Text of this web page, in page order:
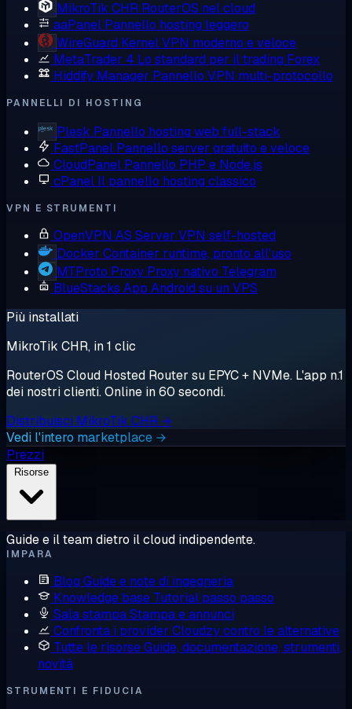
MikroTik CHR RouterOS nel cloud
aaPanel Pannello hosting leggero
WireGuard Kernel VPN moderno e veloce
MetaTrader 4 Lo standard per il trading Forex
Hiddify Manager Pannello VPN multi-protocollo
PANNELLI DI HOSTING
Plesk Pannello hosting web full-stack
FastPanel Pannello server gratuito e veloce
CloudPanel Pannello PHP e Node.js
cPanel Il pannello hosting classico
VPN E STRUMENTI
OpenVPN AS Server VPN self-hosted
Docker Container runtime, pronto all'uso
MTProto Proxy Proxy nativo Telegram
BlueStacks App Android su un VPS
Più installati
MikroTik CHR, in 1 clic
RouterOS Cloud Hosted Router su EPYC + NVMe. L'app n.1
dei nostri clienti. Online in 60 secondi.
Distribuisci MikroTik CHR →
Vedi l'intero marketplace →
Prezzi
Guide e il team dietro il cloud indipendente.
IMPARA
Blog Guide e note di ingegneria
Knowledge base Tutorial passo passo
Sala stampaStampa e annunci
Confronta i provider Cloudzy contro le alternative
Tutte le risorseGuide, documentazione, strumenti,
novità
STRUMENTI E FIDUCIA